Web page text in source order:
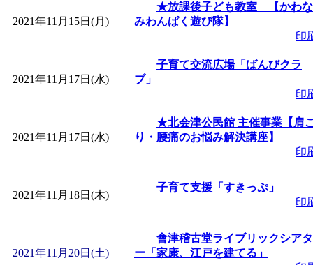
2021年11月15日(月)
★放課後子ども教室 【かわな
みわんぱく遊び隊】
印
2021年11月17日(水)
子育て交流広場「ばんびクラ
ブ」
印
2021年11月17日(水)
★北会津公民館 主催事業【肩
り・腰痛のお悩み解決講座】
印
2021年11月18日(木)
子育て支援「すきっぷ」
印
2021年11月20日(土)
會津稽古堂ライブリックシアタ
ー「家康、江戸を建てる」